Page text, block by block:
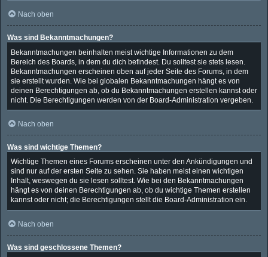
Nach oben
Was sind Bekanntmachungen?
Bekanntmachungen beinhalten meist wichtige Informationen zu dem
Bereich des Boards, in dem du dich befindest. Du solltest sie stets lesen.
Bekanntmachungen erscheinen oben auf jeder Seite des Forums, in dem
sie erstellt wurden. Wie bei globalen Bekanntmachungen hängt es von
deinen Berechtigungen ab, ob du Bekanntmachungen erstellen kannst oder
nicht. Die Berechtigungen werden von der Board-Administration vergeben.
Nach oben
Was sind wichtige Themen?
Wichtige Themen eines Forums erscheinen unter den Ankündigungen und
sind nur auf der ersten Seite zu sehen. Sie haben meist einen wichtigen
Inhalt, weswegen du sie lesen solltest. Wie bei den Bekanntmachungen
hängt es von deinen Berechtigungen ab, ob du wichtige Themen erstellen
kannst oder nicht; die Berechtigungen stellt die Board-Administration ein.
Nach oben
Was sind geschlossene Themen?